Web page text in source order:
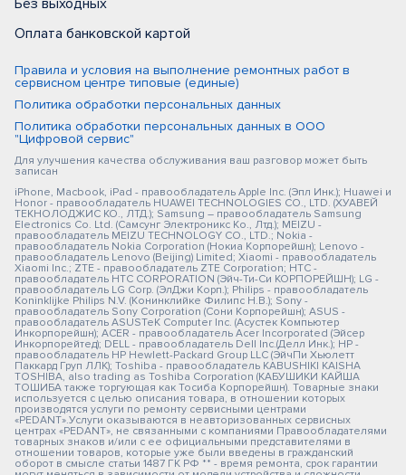
Без выходных
Оплата банковской картой
Правила и условия на выполнение ремонтных работ в
сервисном центре типовые (единые)
Политика обработки персональных данных
Политика обработки персональных данных в ООО
"Цифровой сервис"
Для улучшения качества обслуживания ваш разговор может быть
записан
iPhone, Macbook, iPad - правообладатель Apple Inc. (Эпл Инк.); Huawei и
Honor - правообладатель HUAWEI TECHNOLOGIES CO., LTD. (ХУАВЕЙ
ТЕКНОЛОДЖИС КО., ЛТД.); Samsung – правообладатель Samsung
Electronics Co. Ltd. (Самсунг Электроникс Ко., Лтд.); MEIZU -
правообладатель MEIZU TECHNOLOGY CO., LTD.; Nokia -
правообладатель Nokia Corporation (Нокиа Корпорейшн); Lenovo -
правообладатель Lenovo (Beijing) Limited; Xiaomi - правообладатель
Xiaomi Inc.; ZTE - правообладатель ZTE Corporation; HTC -
правообладатель HTC CORPORATION (Эйч-Ти-Си КОРПОРЕЙШН); LG -
правообладатель LG Corp. (ЭлДжи Корп.); Philips - правообладатель
Koninklijke Philips N.V. (Конинклийке Филипс Н.В.); Sony -
правообладатель Sony Corporation (Сони Корпорейшн); ASUS -
правообладатель ASUSTeK Computer Inc. (Асустек Компьютер
Инкорпорейшн); ACER - правообладатель Acer Incorporated (Эйсер
Инкорпорейтед); DELL - правообладатель Dell Inc.(Делл Инк.); HP -
правообладатель HP Hewlett-Packard Group LLC (ЭйчПи Хьюлетт
Паккард Груп ЛЛК); Toshiba - правообладатель KABUSHIKI KAISHA
TOSHIBA, also trading as Toshiba Corporation (КАБУШИКИ КАЙША
ТОШИБА также торгующая как Тосиба Корпорейшн). Товарные знаки
используется с целью описания товара, в отношении которых
производятся услуги по ремонту сервисными центрами
«PEDANT».Услуги оказываются в неавторизованных сервисных
центрах «PEDANT», не связанными с компаниями Правообладателями
товарных знаков и/или с ее официальными представителями в
отношении товаров, которые уже были введены в гражданский
оборот в смысле статьи 1487 ГК РФ ** - время ремонта, срок гарантии